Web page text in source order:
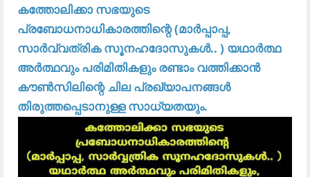
കത്തോലിക്കാ സഭയുടെ
പ്രബോധനാധികാരത്തിന്റെ (മാർപ്പാപ്പ,
സാർവ്വത്രിക സൂനഹദോസുകൾ.. ) യഥാർത്ഥ
അർത്ഥവും പരിമിതികളും രണ്ടാം വത്തിക്കാൻ
കൗൺസിലിന്റെ ചില പ്രഖ്യാപനങ്ങൾ
തിരുത്തപ്പെടാനുള്ള സാധ്യതയും.